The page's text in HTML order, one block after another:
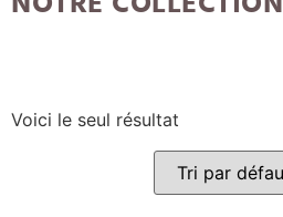
Voici le seul résultat